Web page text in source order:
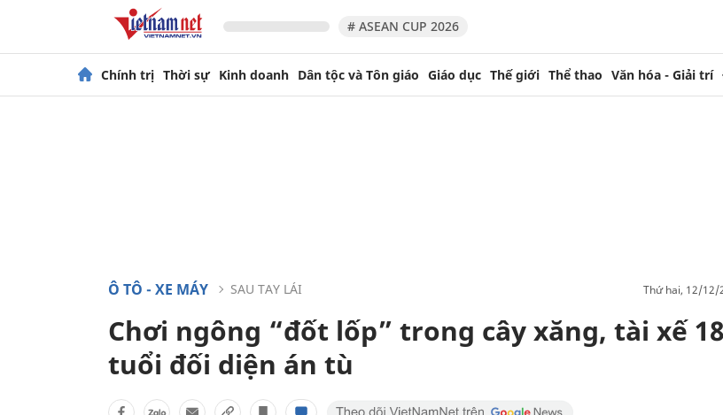
# ASEAN CUP 2026
Chính trị Thời sự Kinh doanh Dân tộc và Tôn giáo Giáo dục Thế giới Thể thao Văn hóa - Giải trí
Ô TÔ - XE MÁY SAU TAY LÁI thứ hai, 12/
Chơi ngông “đốt lốp” trong cây xăng, tài xế 18
tuổi đối diện án tù